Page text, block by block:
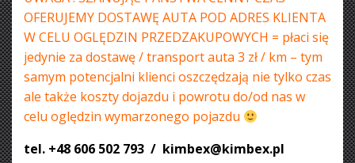
OFERUJEMY DOSTAWĘ AUTA POD ADRES KLIENTA
W CELU OGLĘDZIN PRZEDZAKUPOWYCH = płaci się
jedynie za dostawę / transport auta 3 zł / km – tym
samym potencjalni klienci oszczędzają nie tylko czas
ale także koszty dojazdu i powrotu do/od nas w
celu oględzin wymarzonego pojazdu
tel. +48 606 502 793 / kimbex@kimbex.pl